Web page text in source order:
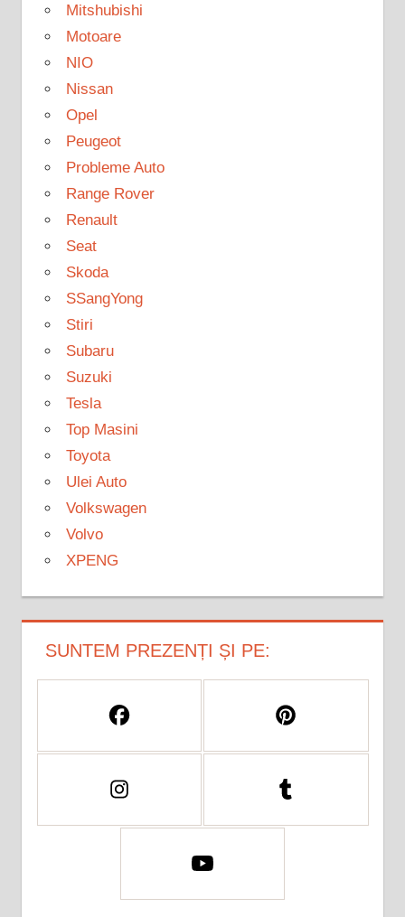
Mitshubishi
Motoare
NIO
Nissan
Opel
Peugeot
Probleme Auto
Range Rover
Renault
Seat
Skoda
SSangYong
Stiri
Subaru
Suzuki
Tesla
Top Masini
Toyota
Ulei Auto
Volkswagen
Volvo
XPENG
SUNTEM PREZENȚI ȘI PE: